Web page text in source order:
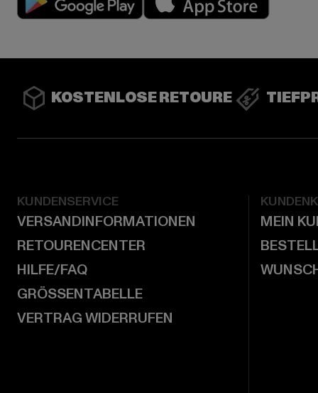
KOSTENLOSE RETOURE
KUNDENSERVICE
VERSANDINFORMATIONEN
RETOURENCENTER
HILFE/FAQ
GRÖSSENTABELLE
VERTRAG WIDERRUFEN
MEIN